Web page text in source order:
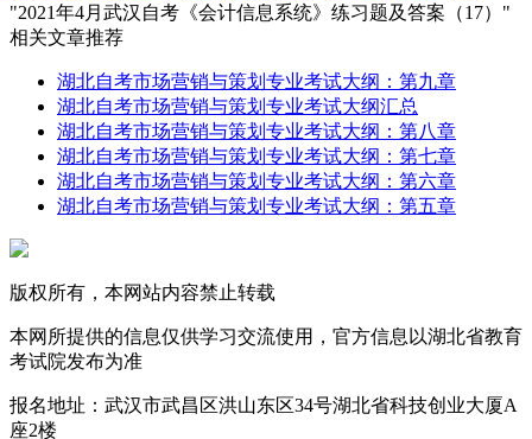
"2021年4月武汉自考《会计信息系统》练习题及答案（17）"
相关文章推荐
湖北自考市场营销与策划专业考试大纲：第九章
湖北自考市场营销与策划专业考试大纲汇总
湖北自考市场营销与策划专业考试大纲：第八章
湖北自考市场营销与策划专业考试大纲：第七章
湖北自考市场营销与策划专业考试大纲：第六章
湖北自考市场营销与策划专业考试大纲：第五章
版权所有，本网站内容禁止转载
本网所提供的信息仅供学习交流使用，官方信息以湖北省教育
考试院发布为准
报名地址：武汉市武昌区洪山东区34号湖北省科技创业大厦A
座2楼